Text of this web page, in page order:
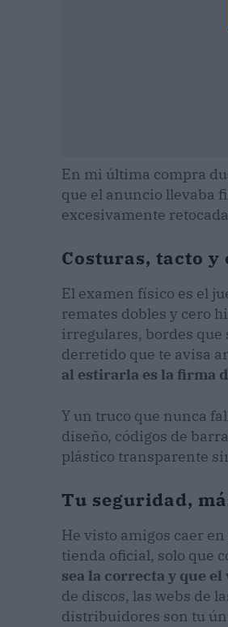
En mi última compra
que el anuncio llevaba
excesivamente
Costuras, tacto y
El examen físico es el
remates dobles y cero
irregulares, bordes que
derretido que te avisa
al estirarla es la firma
Y un truco que nunca
diseño, códigos de
plástico transparente
Tu seguridad,
He visto amigos caer
tienda oficial, solo que
sea la correcta y que
de discos, las webs de
distribuidores son tu